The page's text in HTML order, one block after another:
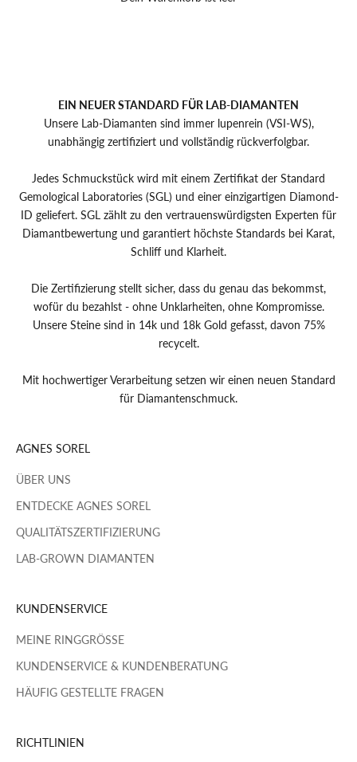
EIN NEUER STANDARD FÜR LAB-DIAMANTEN
Unsere Lab-Diamanten sind immer lupenrein (VSI-WS),
unabhängig zertifiziert und vollständig rückverfolgbar.
Jedes Schmuckstück wird mit einem Zertifikat der Standard
Gemological Laboratories (SGL) und einer einzigartigen Diamond-
ID geliefert. SGL zählt zu den vertrauenswürdigsten Experten für
Diamantbewertung und garantiert höchste Standards bei Karat,
Schliff und Klarheit.
Die Zertifizierung stellt sicher, dass du genau das bekommst,
wofür du bezahlst - ohne Unklarheiten, ohne Kompromisse.
Unsere Steine sind in 14k und 18k Gold gefasst, davon 75%
recycelt.
Mit hochwertiger Verarbeitung setzen wir einen neuen Standard
für Diamantenschmuck.
AGNES SOREL
ÜBER UNS
ENTDECKE AGNES SOREL
QUALITÄTSZERTIFIZIERUNG
LAB-GROWN DIAMANTEN
KUNDENSERVICE
MEINE RINGGRÖSSE
KUNDENSERVICE & KUNDENBERATUNG
HÄUFIG GESTELLTE FRAGEN
RICHTLINIEN